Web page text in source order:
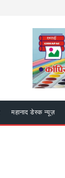
महानाद डेस्क न्यूज़